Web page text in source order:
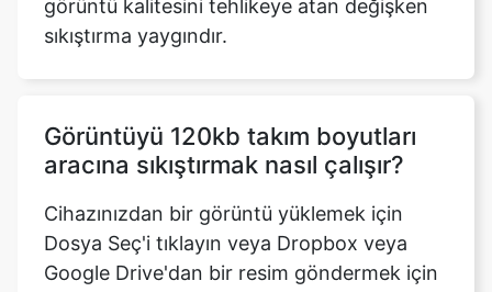
Görüntüyü 120kb takım boyutları
Cihazınızdan bir görüntü yüklemek için
Dosya Seç'i tıklayın veya Dropbox veya
açılır menüyü kullanın. Artık yüklemek
istediğiniz dosyaları seçebilirsiniz. Bu
faktörler, görüntünün adını, boyutunu,